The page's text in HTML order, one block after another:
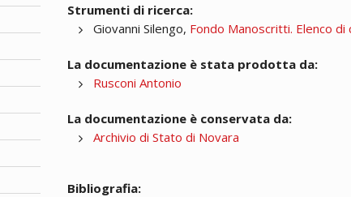
Strumenti di ricerca:
Giovanni Silengo, Fondo Manoscritti. Elenco di
La documentazione è stata prodotta da:
Rusconi Antonio
La documentazione è conservata da:
Archivio di Stato di Novara
Bibliografia: